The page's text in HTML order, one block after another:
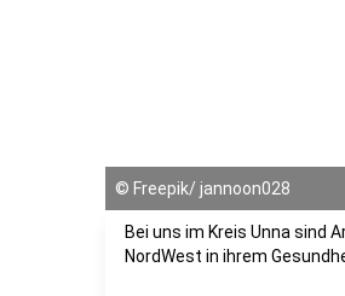
© Freepik/ jannoon028
Bei uns im Kreis Unna sind
NordWest in ihrem